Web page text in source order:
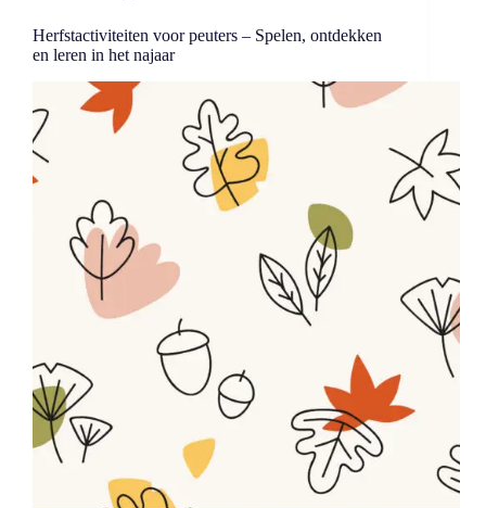
Herfstactiviteiten voor peuters – Spelen, ontdekken
en leren in het najaar